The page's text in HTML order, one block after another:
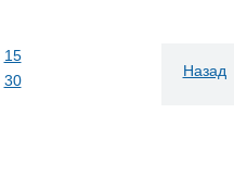
15
30
Назад